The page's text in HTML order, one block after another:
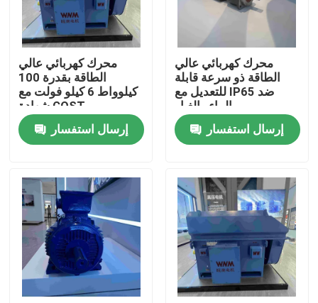
حول بنا
إتصال
محرك كهربائي عالي
الطاقة بقدرة 100
كيلوواط 6 كيلو فولت مع
شهادة GOST
إرسال استفسار
محرك كهربائي عالي
الطاقة ذو سرعة قابلة
للتعديل مع IP65 ضد
الماء والغبار
إرسال استفسار